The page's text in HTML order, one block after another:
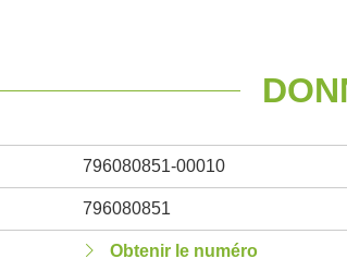
796080851-00010
796080851
Obtenir le numéro